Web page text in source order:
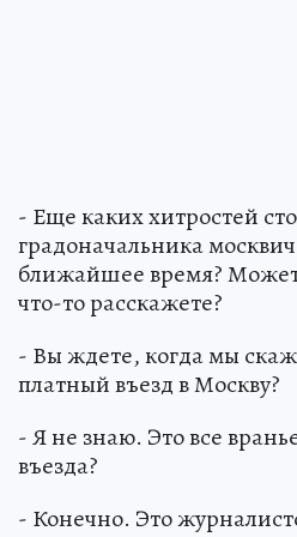
- Еще каких хитростей
градоначальника
ближайшее время?
что-то расскажете?
- Вы ждете, когда мы
платный въезд в Москву?
- Я не знаю. Это все
въезда?
- Конечно. Это